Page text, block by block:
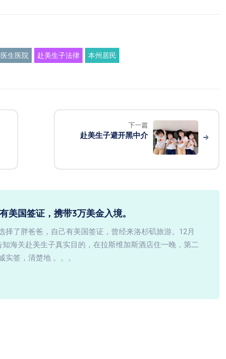
医生医院 赴美生子法律 本州居民
下一篇
赴美生子避开黑中介
美国签证，携带3万美金入境。
择了胖爸爸，自己有美国签证，曾经来洛杉矶旅游。12月
海关赴美生子真实目的，在拉斯维加斯酒店住一晚，第二
签，清楚地 。。。